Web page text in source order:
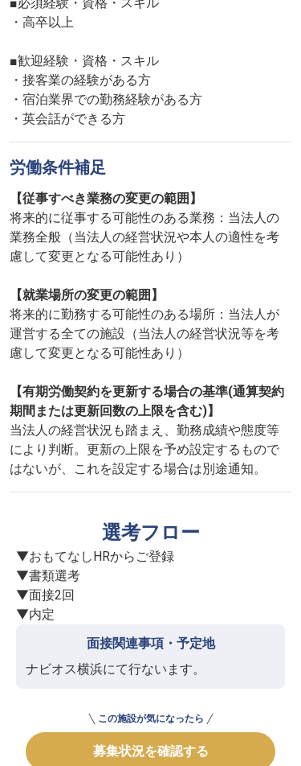
・高卒以上
■歓迎経験・資格・スキル
・接客業の経験がある方
・宿泊業界での勤務経験がある方
・英会話ができる方
労働条件補足
【従事すべき業務の変更の範囲】
将来的に従事する可能性のある業務：当法人の
業務全般（当法人の経営状況や本人の適性を考
慮して変更となる可能性あり）
【就業場所の変更の範囲】
将来的に勤務する可能性のある場所：当法人が
運営する全ての施設（当法人の経営状況等を考
慮して変更となる可能性あり）
【有期労働契約を更新する場合の基準(通算契約
期間または更新回数の上限を含む)】
当法人の経営状況も踏まえ、勤務成績や態度等
により判断。更新の上限を予め設定するもので
はないが、これを設定する場合は別途通知。
選考フロー
▼おもてなしHRからご登録
▼書類選考
▼面接2回
▼内定
面接関連事項・予定地
ナビオス横浜にて行ないます。
この施設が気になったら
募集状況を確認する